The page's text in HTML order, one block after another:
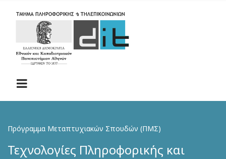
Πρόγραμμα Μεταπτυχιακών Σπουδών (ΠΜΣ)
Τεχνολογίες Πληροφορικής και